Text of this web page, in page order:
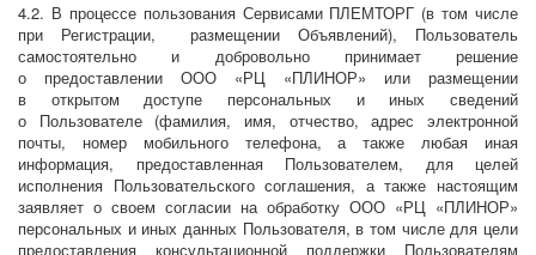
4.2. В процессе пользования Сервисами ПЛЕМТОРГ (в том числе
при Регистрации, размещении Объявлений), Пользователь
самостоятельно и добровольно принимает решение
о предоставлении ООО «РЦ «ПЛИНОР» или размещении
в открытом доступе персональных и иных сведений
о Пользователе (фамилия, имя, отчество, адрес электронной
почты, номер мобильного телефона, а также любая иная
информация, предоставленная Пользователем, для целей
исполнения Пользовательского соглашения, а также настоящим
заявляет о своем согласии на обработку ООО «РЦ «ПЛИНОР»
персональных и иных данных Пользователя, в том числе для цели
предоставления консультационной поддержки Пользователям